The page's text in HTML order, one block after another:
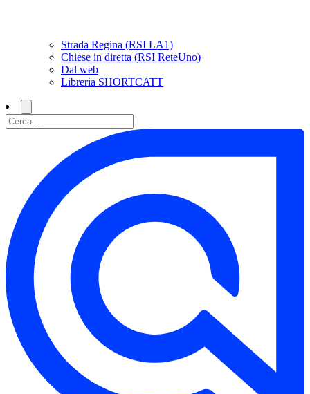
Strada Regina (RSI LA1)
Chiese in diretta (RSI ReteUno)
Dal web
Libreria SHORTCATT